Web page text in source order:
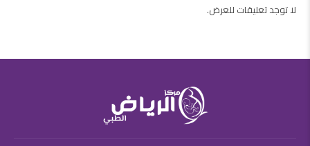
لا توجد تعليقات للعرض.